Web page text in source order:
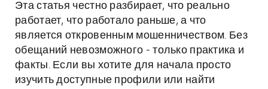
Эта статья честно разбирает, что реально
работает, что работало раньше, а что
является откровенным мошенничеством. Без
обещаний невозможного - только практика и
факты. Если вы хотите для начала просто
изучить доступные профили или найти